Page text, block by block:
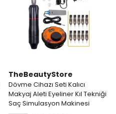
TheBeautyStore
Dövme Cihazı Seti Kalıcı
Makyaj Aleti Eyeliner Kıl Tekniği
Saç Simulasyon Makinesi